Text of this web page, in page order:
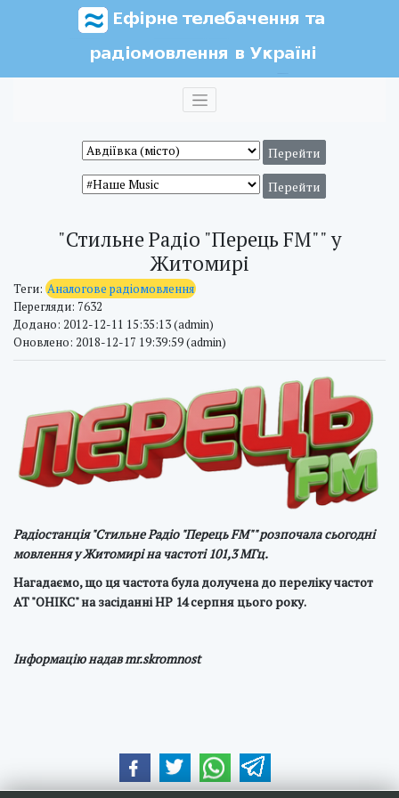
"Стильне Радіо "Перець FM"" у
Житомирі
Теги: Аналогове радіомовлення
Перегляди: 7632
Додано: 2012-12-11 15:35:13 (admin)
Оновлено: 2018-12-17 19:39:59 (admin)
Радіостанція "Стильне Радіо "Перець FM"" розпочала сьогодні
мовлення у Житомирі на частоті 101,3 МГц.
Нагадаємо, що ця частота була долучена до переліку частот
АТ "ОНІКС" на засіданні НР 14 серпня цього року.
Інформацію надав mr.skromnost